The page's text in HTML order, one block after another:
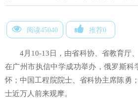
阅读45040 推荐0
4月10-13日，由省科协、省教育厅
在广州市执信中学成功举办，俄罗斯
怀；中国工程院院士、省科协主席陈勇
士近万人前来观摩。